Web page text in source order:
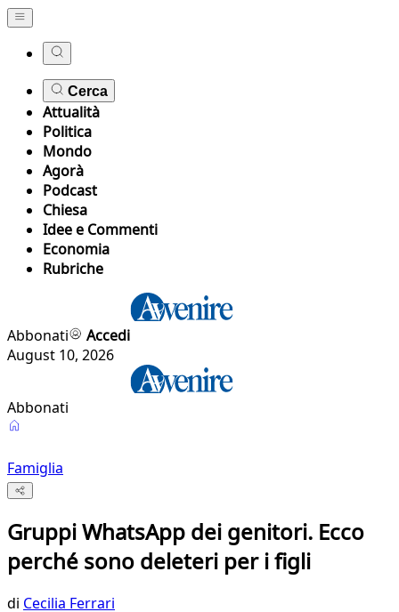
Cerca
Attualità
Politica
Mondo
Agorà
Podcast
Chiesa
Idee e Commenti
Economia
Rubriche
Abbonati
Accedi
August 10, 2026
Abbonati
Famiglia
Gruppi WhatsApp dei genitori. Ecco
perché sono deleteri per i figli
di Cecilia Ferrari